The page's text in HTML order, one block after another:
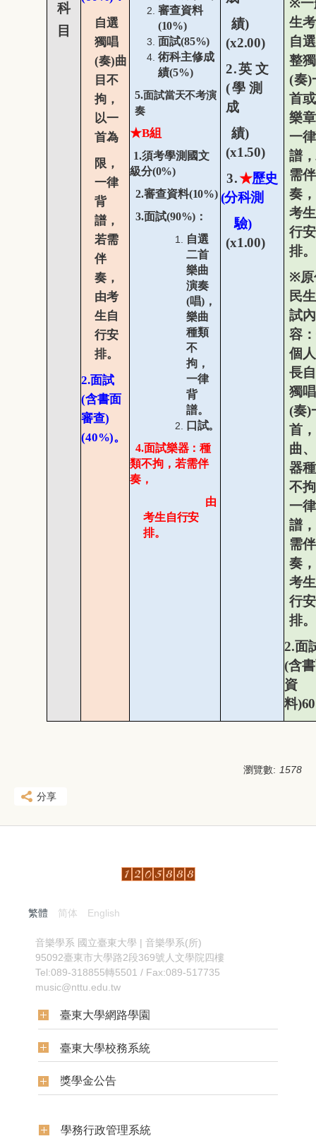
科
目
自選
獨唱
(奏)曲
目不
拘，
以一
首為
限，
一律
背
譜，
若需
伴
奏，
由考
生自
行安
排。
2.面試
(含書面
審查)
(40%)。
審查資料
(10%)
面試(85%)
術科主修成
績(5%)
5.面試當天不考演
奏
★B組
1.須考學測國文
級分(0%)
2.審查資料(10%)
3.面試(90%) ：
自選
二首
樂曲
演奏
(唱)，
樂曲
種類
不
拘，
一律
背
譜。
口試。
4.面試樂器：種
類不拘，若需伴
奏，
由
考生自行安
排。
績)
(x2.00)
2.英 文
(學 測
成
績)
(x1.50)
3.★歷史
(分科測
驗)
(x1.00)
生
自
整
(奏)
首
樂
一
譜
需伴
奏
考
行安
排。
※
民
試內
容
個
長
獨唱
(奏)
首
曲
器
不
一
譜
需伴
奏
考
行安
排。
2.面
(含
資
料
瀏覽數: 1578
分享
繁體 简体
English
音樂學系 國立臺東大學 | 音樂學系(所)
95092臺東市大學路2段369號人文學院四樓
Tel:089-318855轉5501 / Fax:089-517735
music@nttu.edu.tw
臺東大學網路學園
臺東大學校務系統
獎學金公告
學務行政管理系統